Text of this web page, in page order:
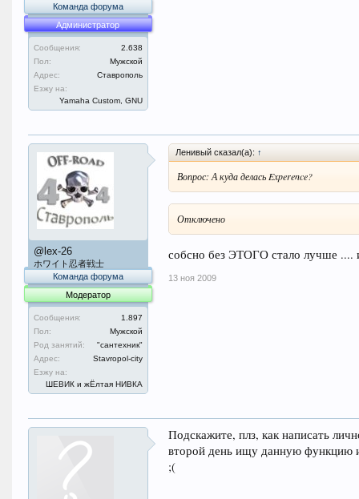
Команда форума
Администратор
Сообщения:
2.638
Пол:
Мужской
Адрес:
Ставрополь
Езжу на:
Yamaha Custom, GNU
@lex-26
ホワイト忍者戦士
Команда форума
Модератор
Сообщения:
1.897
Пол:
Мужской
Род занятий:
"сантехник"
Адрес:
Stavropol-city
Езжу на:
ШЕВИК и жЁлтая НИВКА
Ленивый сказал(а): ↑
Вопрос: А куда делась Experence?
Отключено
собсно без ЭТОГО стало лучше ....
13 ноя 2009
Подскажите, плз, как написать
второй день ищу данную функцию
;(